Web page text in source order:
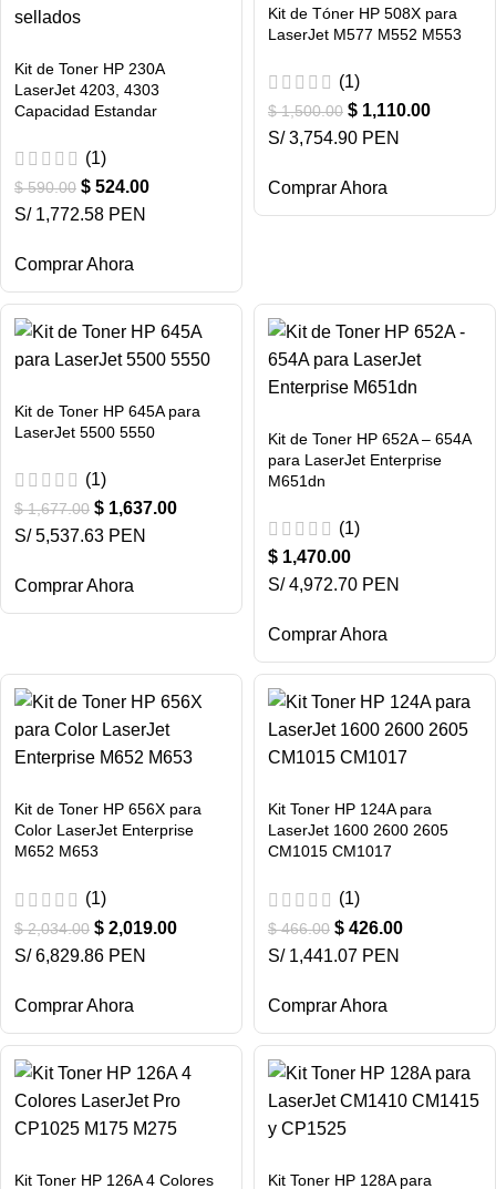
Kit de Toner HP 230A
LaserJet 4203, 4303
Capacidad Estandar
(1)
$590.00 $ 524.00
S/ 1,772.58 PEN
Comprar Ahora
Kit de Tóner HP 508X para
LaserJet M577 M552 M553
(1)
$1,500.00 $ 1,110.00
S/ 3,754.90 PEN
Comprar Ahora
Kit de Toner HP 645A para
LaserJet 5500 5550
(1)
$1,677.00 $ 1,637.00
S/ 5,537.63 PEN
Comprar Ahora
Kit de Toner HP 652A – 654A
para LaserJet Enterprise
M651dn
(1)
$ 1,470.00
S/ 4,972.70 PEN
Comprar Ahora
Kit de Toner HP 656X para
Color LaserJet Enterprise
M652 M653
(1)
$2,034.00 $ 2,019.00
S/ 6,829.86 PEN
Comprar Ahora
Kit Toner HP 124A para
LaserJet 1600 2600 2605
CM1015 CM1017
(1)
$466.00 $ 426.00
S/ 1,441.07 PEN
Comprar Ahora
Kit Toner HP 126A 4 Colores Kit Toner HP 128A para